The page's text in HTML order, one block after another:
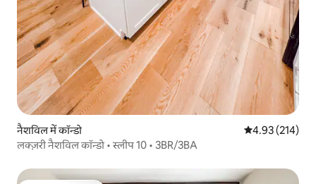
नैशविल में कॉन्डो औसत रेटिंग 5 में से
4.93 (214)
लक्ज़री नैशविल कॉन्डो • स्लीप 10 • 3BR/3BA